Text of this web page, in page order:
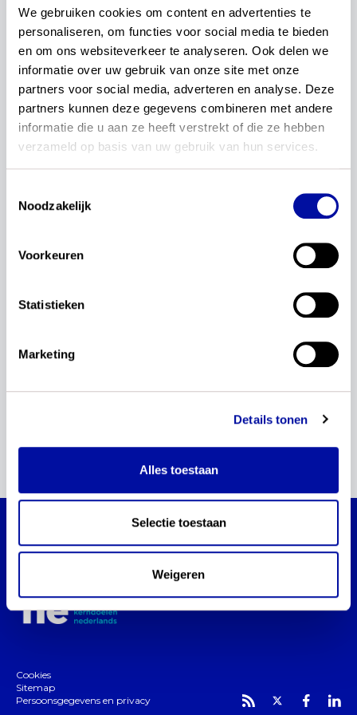
We gebruiken cookies om content en advertenties te
personaliseren, om functies voor social media te bieden
en om ons websiteverkeer te analyseren. Ook delen we
informatie over uw gebruik van onze site met onze
partners voor social media, adverteren en analyse. Deze
partners kunnen deze gegevens combineren met andere
informatie die u aan ze heeft verstrekt of die ze hebben
verzameld op basis van uw gebruik van hun services.
Noodzakelijk
Voorkeuren
Statistieken
Marketing
Details tonen
Alles toestaan
Selectie toestaan
Weigeren
1–1 van 1 artikelen
Praat mee over de
conceptkerndoelen Nederlands en
rekenen en wiskunde in de
onderwijspraktijk. Meld jouw
rekencoördinatoren en IB’ers (po, vo en (v)so) om
mee in gesprek te gaan over de conceptkerndoelen
Lees verder...
Concept kerndoelen
Actualisatie kerndoelen Nederlands
actualisatie van de kerndoelen Nederlands.
Cookies
Sitemap
Persoonsgegevens en privacy